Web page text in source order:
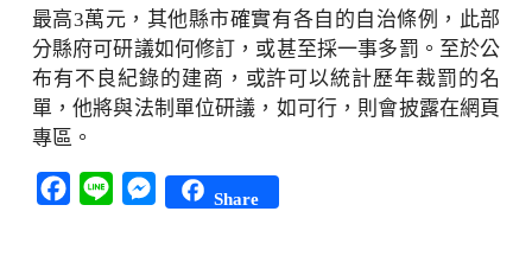
最高3萬元，其他縣市確實有各自的自治條例，此部
分縣府可研議如何修訂，或甚至採一事多罰。至於公
布有不良紀錄的建商，或許可以統計歷年裁罰的名
單，他將與法制單位研議，如可行，則會披露在網頁
專區。
Facebook
Line Messenger
Share